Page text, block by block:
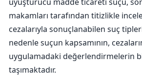
makamları tarafından titizlikle
cezalarıyla sonuçlanabilen suç
nedenle suçun kapsamının,
uygulamadaki değerlendirmelerin
taşımaktadır.